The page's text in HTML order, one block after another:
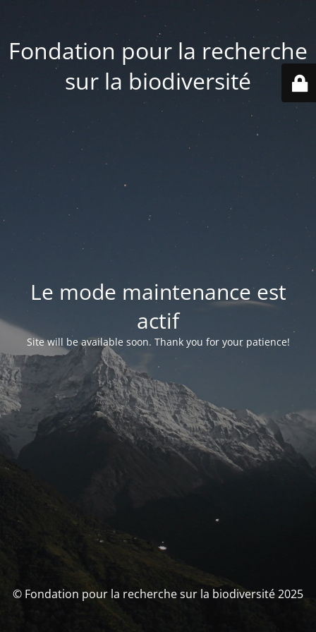
Fondation pour la recherche
sur la biodiversité
Le mode maintenance est
actif
Site will be available soon. Thank you for your patience!
© Fondation pour la recherche sur la biodiversité 2025